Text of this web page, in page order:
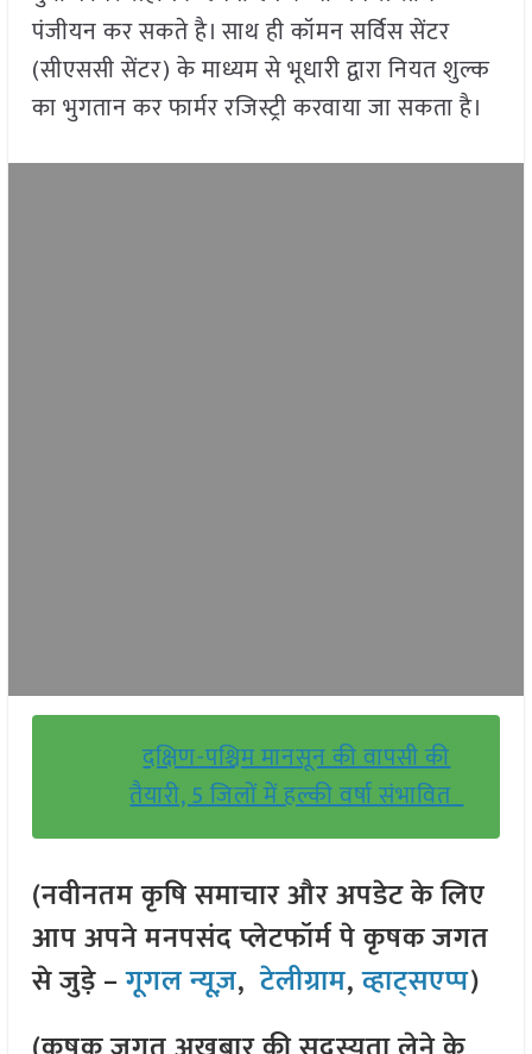
पंजीयन कर सकते है। साथ ही कॉमन सर्विस सेंटर
(सीएससी सेंटर) के माध्यम से भूधारी द्वारा नियत शुल्क
का भुगतान कर फार्मर रजिस्ट्री करवाया जा सकता है।
दक्षिण-पश्चिम मानसून की वापसी की
तैयारी, 5 जिलों में हल्की वर्षा संभावित
(नवीनतम कृषि समाचार और अपडेट के लिए
आप अपने मनपसंद प्लेटफॉर्म पे कृषक जगत
से जुड़े –गूगल न्यूज़,टेलीग्राम,व्हाट्सएप्प)